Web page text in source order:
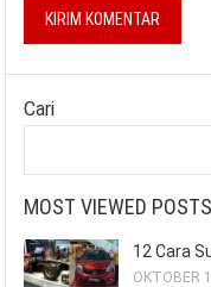
Cari
MOST VIEWED POSTS
12 Cara
OKTOBER